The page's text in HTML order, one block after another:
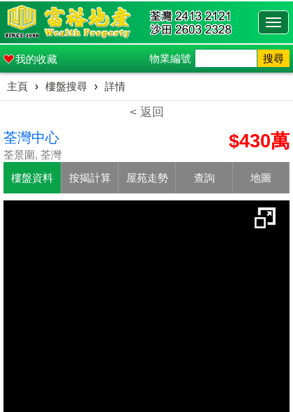
我的收藏 物業編號 搜尋
主頁 › 樓盤搜尋 › 詳情
< 返回
荃灣中心
荃景圍, 荃灣
$430萬
樓盤資料 按揭計算 屋苑走勢 查詢 地圖